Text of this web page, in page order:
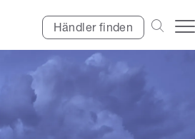
Händler finden